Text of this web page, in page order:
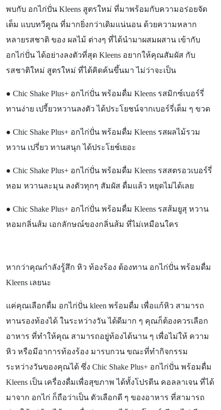
พบกับ อกไก่ปั่น Kleens สูตรใหม่ ที่มาพร้อมกับความอร่อยจัด
เต็ม แบบทวีคูณ ที่มากยิ่งกว่าเดิมแน่นอน ด้วยความหลาก
หลายรสชาติ ของ ผลไม้ ต่างๆ ที่ได้นำมาผสมผสาน เข้ากับ
อกไก่ปั่น ได้อย่างลงตัวที่สุด Kleens อยากให้คุณสัมผัส กับ
รสชาติใหม่ สูตรใหม่ ที่ได้คิดค้นขึ้นมา ไม่ว่าจะเป็น
● Chic Shake Plus+ อกไก่ปั่น พร้อมดื่ม Kleens รสมิกซ์เบอร์รี่
ทานง่าย เปรี้ยวหวานลงตัว ได้ประโยชน์จากเบอร์รี่เต็ม ๆ ขวด
● Chic Shake Plus+ อกไก่ปั่น พร้อมดื่ม Kleens รสผลไม้รวม
หวาน เปรี่ยว ทานสนุก ได้ประโยช์เยอะ
● Chic Shake Plus+ อกไก่ปั่น พร้อมดื่ม Kleens รสสตรอวเบอร์รี่
หอม หวานละมุน ลงตัวทุกๆ สัมผัส ดื่มแล้ว หยุดไม่ได้เลย
● Chic Shake Plus+ อกไก่ปั่น พร้อมดื่ม Kleens รสส้มยูสุ หวาน
หอมกลิ่นส้ม เอกลักษณ์ของกลิ่นส้ม ที่ไม่เหมือนใคร
หากว่าคุณกำลังรู้สึก หิว ท้องร้อง ต้องทาน อกไก่ปั่น พร้อมดื่ม
Kleens เลยนะ
แค่คุณเลือกดื่ม อกไก่ปั่น kleen พร้อมดื่ม เพื่อแก้หิว สามารถ
ทานรองท้องได้ ในระหว่างวัน ได้ดีมาก ๆ คุณก็ต้องควรเลือก
อาหาร ที่ทำให้คุณ สามารถอยู่ท้องได้นาน ๆ เพื่อไม่ให้ ความ
หิว หรือมีอาการท้องร้อง มารบกวน ขณะที่ทำกิจกรรม
ระหว่างวันของคุณได้ ซึ่ง Chic Shake Plus+ อกไก่ปั่น พร้อมดื่ม
Kleens เป็น เครื่องดื่มเพื่อสุขภาพ ได้ทั้งโปรตีน คอลลาเจน ที่ได้
มาจาก อกไก่ ก็ถือว่าเป็น ตัวเลือกดี ๆ ของอาหาร ที่สามารถ